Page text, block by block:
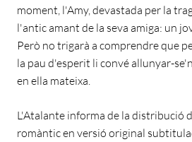
moment, l'Amy, devastada per la
l'antic amant de la seva amiga: un
Però no trigarà a comprendre que
la pau d'esperit li convé allunyar-
en ella mateixa.
L'Atalante informa de la distribució
romàntic en versió original